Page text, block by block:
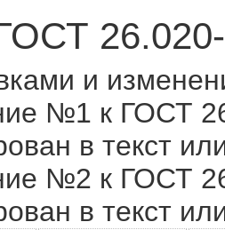
и
№1 к ГОСТ
в текст
№2 к ГОСТ
в текст